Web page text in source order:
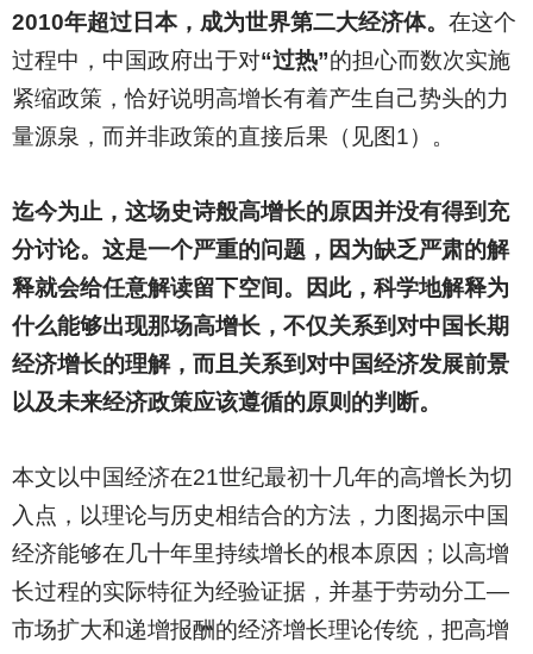
2010年超过日本，成为世界第二大经济体。 在这个
过程中，中国政府出于对“过热”的担心而数次实施
紧缩政策，恰好说明高增长有着产生自己势头的力
量源泉，而并非政策的直接后果（见图1）。
迄今为止，这场史诗般高增长的原因并没有得到充
分讨论。这是一个严重的问题，因为缺乏严肃的解
释就会给任意解读留下空间。因此，科学地解释为
什么能够出现那场高增长，不仅关系到对中国长期
经济增长的理解，而且关系到对中国经济发展前景
以及未来经济政策应该遵循的原则的判断。
本文以中国经济在21世纪最初十几年的高增长为切
入点，以理论与历史相结合的方法，力图揭示中国
经济能够在几十年里持续增长的根本原因；以高增
长过程的实际特征为经验证据，并基于劳动分工—
市场扩大和递增报酬的经济增长理论传统，把高增